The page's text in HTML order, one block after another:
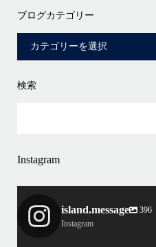
ブログカテゴリー
検索
Instagram
island.message
396
Instagram